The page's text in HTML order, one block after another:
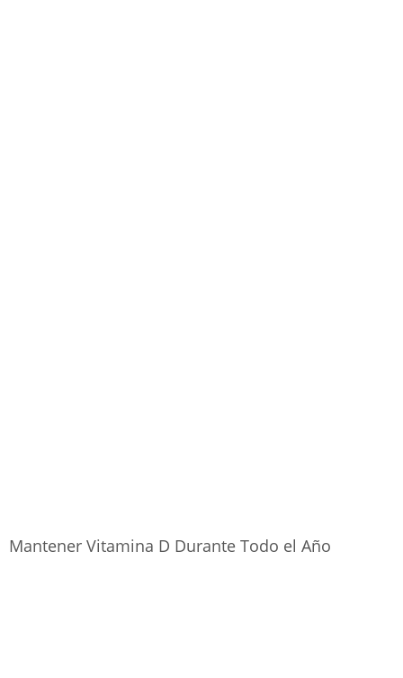
Mantener Vitamina D Durante Todo el Año